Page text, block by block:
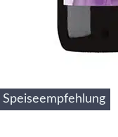
Speiseempfehlung